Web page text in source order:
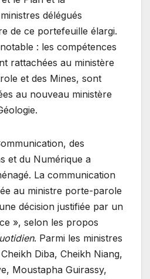
délégués
de ce portefeuille élargi.
: les compétences
rattachées au ministère
et des Mines, sont
au nouveau ministère
des
et du Numérique a
La communication
au ministre porte-parole
décision justifiée par un
», selon les propos
. Parmi les ministres
Diba, Cheikh Niang,
Moustapha Guirassy,